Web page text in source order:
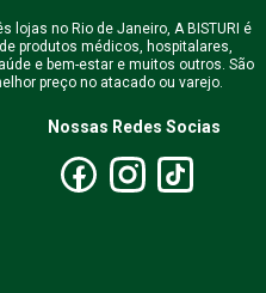
lojas no Rio de Janeiro, A BISTURI é
produtos médicos, hospitalares,
e bem-estar e muitos outros. São
preço no atacado ou varejo.
Nossas Redes Socias